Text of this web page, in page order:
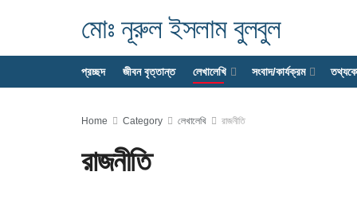
মোঃ নূরুল ইসলাম বুলবুল
প্রচ্ছদ জীবন বৃত্তান্ত লেখালেখি সংবাদ/কার্যক্রম
Home Category লেখালেখি রাজনীতি
রাজনীতি